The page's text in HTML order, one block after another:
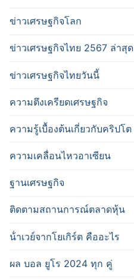
ข่าวเศรษฐกิจโลก
ข่าวเศรษฐกิจไทย 2567 ล่าสุด
ข่าวเศรษฐกิจไทยวันนี้
ความตึงเครียดเศรษฐกิจ
ความรู้เบื้องต้นเกี่ยวกับคริปโต
ความเคลื่อนไหวอาเซียน
ฐานเศรษฐกิจ
ติดตามสถานการณ์ตลาดหุ้น
น้ําเวย์จากโยเกิร์ต คืออะไร
ผล บอล ยูโร 2024 ทุก คู่